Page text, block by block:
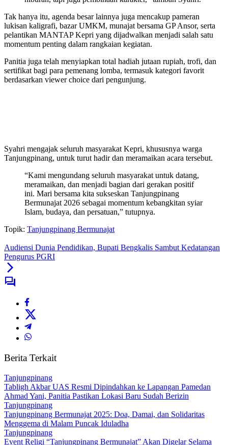
Tak hanya itu, agenda besar lainnya juga mencakup pameran
lukisan kaligrafi, bazar UMKM, munajat bersama GP Ansor, serta
pelantikan MANTAP Kepri yang dijadwalkan menjadi salah satu
momentum penting dalam rangkaian kegiatan.
Panitia juga telah menyiapkan total hadiah jutaan rupiah, trofi, dan
sertifikat bagi para pemenang lomba, termasuk kategori favorit
berdasarkan viewer choice dari pengunjung.
Syahri mengajak seluruh masyarakat Kepri, khususnya warga
Tanjungpinang, untuk turut hadir dan meramaikan acara tersebut.
“Kami mengundang seluruh masyarakat untuk datang,
meramaikan, dan menjadi bagian dari gerakan positif
ini. Mari bersama kita sukseskan Tanjungpinang
Bermunajat 2026 sebagai momentum kebangkitan syiar
Islam, budaya, dan persatuan,” tutupnya.
Topik: Tanjungpinang Bermunajat
Audiensi Dunia Pendidikan, Bupati Bengkalis Sambut Kedatangan
Pengurus PGRI
Berita Terkait
Tanjungpinang
Tabligh Akbar UAS Resmi Dipindahkan ke Lapangan Pamedan
Ahmad Yani, Panitia Pastikan Lokasi Baru Sudah Berizin
Tanjungpinang
Tanjungpinang Bermunajat 2025: Doa, Damai, dan Solidaritas
Menggema di Malam Puncak Iduladha
Tanjungpinang
Event Religi “Tanjungpinang Bermunajat” Akan Digelar Selama